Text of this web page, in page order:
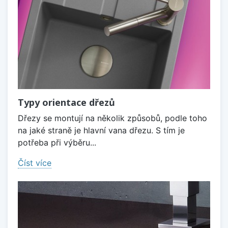
Typy orientace dřezů
Dřezy se montují na několik způsobů, podle toho
na jaké straně je hlavní vana dřezu. S tím je
potřeba při výběru...
Číst více